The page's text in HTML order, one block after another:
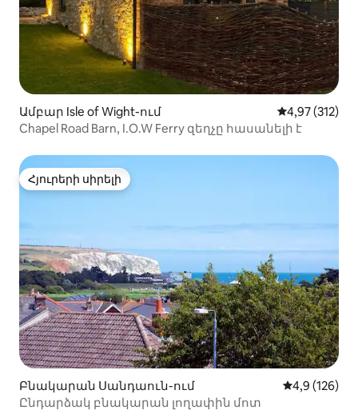
Ամբար Isle of Wight-ում Միջին
4,97 (312)
Chapel Road Barn, I.O.W Ferry զեղչը հասանելի է
Հյուրերի սիրելի
Հյուրերի սիրելի
Բնակարան Սանդաուն-ում Միջին
4,9 (126)
Ընդարձակ բնակարան լողափին մոտ